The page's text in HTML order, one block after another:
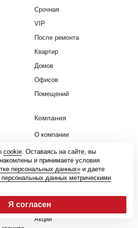
Срочная
VIP
После ремонта
Квартир
Домов
Офисов
Помещений
Компания
О компании
Цены
Наши работы
Отзывы
География услуг
Акции
cookie. Оставаясь на сайте, вы
и принимаете условия
персональных данных» и даете
персональных данных метрическими
Я согласен